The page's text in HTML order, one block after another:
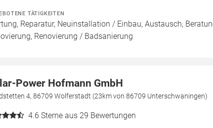
TÄTIGKEITEN
Reparatur, Neuinstallation / Einbau, Austausch,
Renovierung / Badsanierung
Power Hofmann GmbH
4, 86709 Wolferstadt (23km von 86709 Unterschwaningen)
4.6 Sterne aus 29 Bewertungen